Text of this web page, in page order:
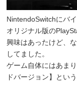
NintendoSwitchにバ
オリジナル版の
興味はあったけど、
してました。
ゲーム自体にはあま
ドバージョン】とい